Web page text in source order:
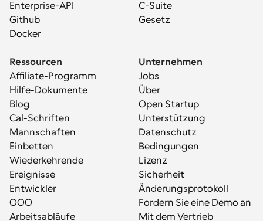
Enterprise-API
Github
Docker
C-Suite
Gesetz
Ressourcen
Affiliate-Programm
Hilfe-Dokumente
Blog
Cal-Schriften
Mannschaften
Einbetten
Wiederkehrende
Ereignisse
Entwickler
OOO
Arbeitsabläufe
Unternehmen
Jobs
Über
Open Startup
Unterstützung
Datenschutz
Bedingungen
Lizenz
Sicherheit
Änderungsprotokoll
Fordern Sie eine Demo an
Mit dem Vertrieb